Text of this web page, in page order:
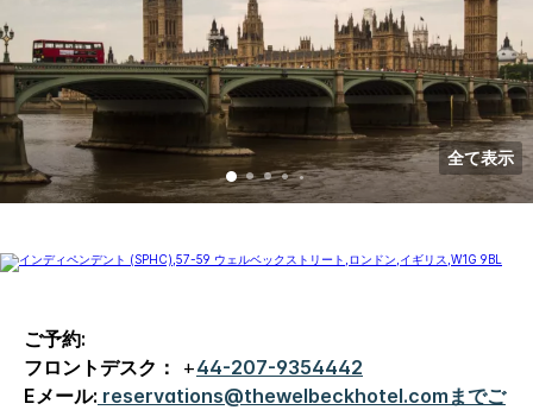
全て表示
ご予約:
フロントデスク：
+44-207-9354442
Eメール: reservations@thewelbeckhotel.comまでご